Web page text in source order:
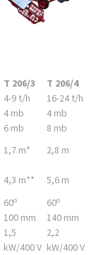
T 206/3
T 206/4
4-9 t/h
16-24 t/h
4 mb
4 mb
6 mb
8 mb
1,7 m*
2,8 m
4,3 m**
5,6 m
60o 60o
100 mm
140 mm
1,5
kW/400 V
2,2
kW/400 V